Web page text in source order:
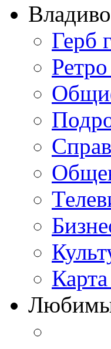
Герб